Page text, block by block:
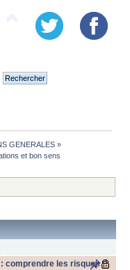
GENERALES»
et bon sens
comprendre les risques !!